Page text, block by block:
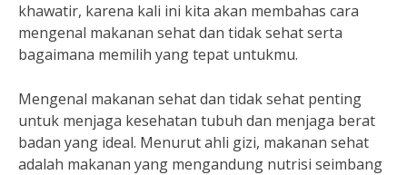
khawatir, karena kali ini kita akan membahas cara
mengenal makanan sehat dan tidak sehat serta
bagaimana memilih yang tepat untukmu.
Mengenal makanan sehat dan tidak sehat penting
untuk menjaga kesehatan tubuh dan menjaga berat
badan yang ideal. Menurut ahli gizi, makanan sehat
adalah makanan yang mengandung nutrisi seimbang